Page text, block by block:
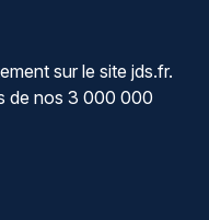
sur le site jds.fr.
de nos 3 000 000